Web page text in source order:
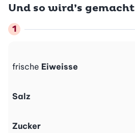
Und so wird’s gemacht
frische Eiweisse
Salz
Zucker